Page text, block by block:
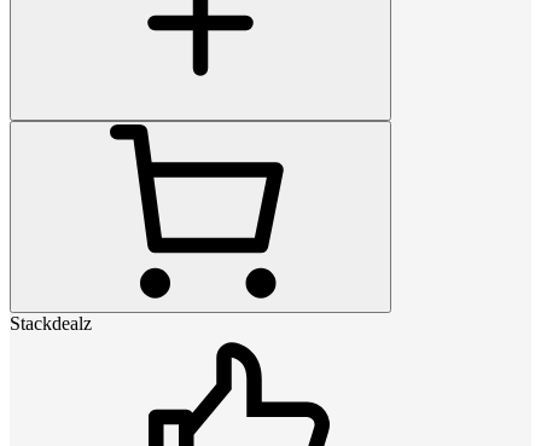
Stackdealz